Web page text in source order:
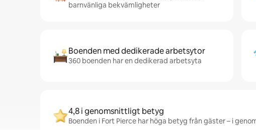
barnvänliga bekvämligheter
Boenden med dedikerade arbetsytor
360 boenden har en dedikerad arbetsyta
4,8 i genomsnittligt betyg
Boenden i Fort Pierce har höga betyg från gäster – i